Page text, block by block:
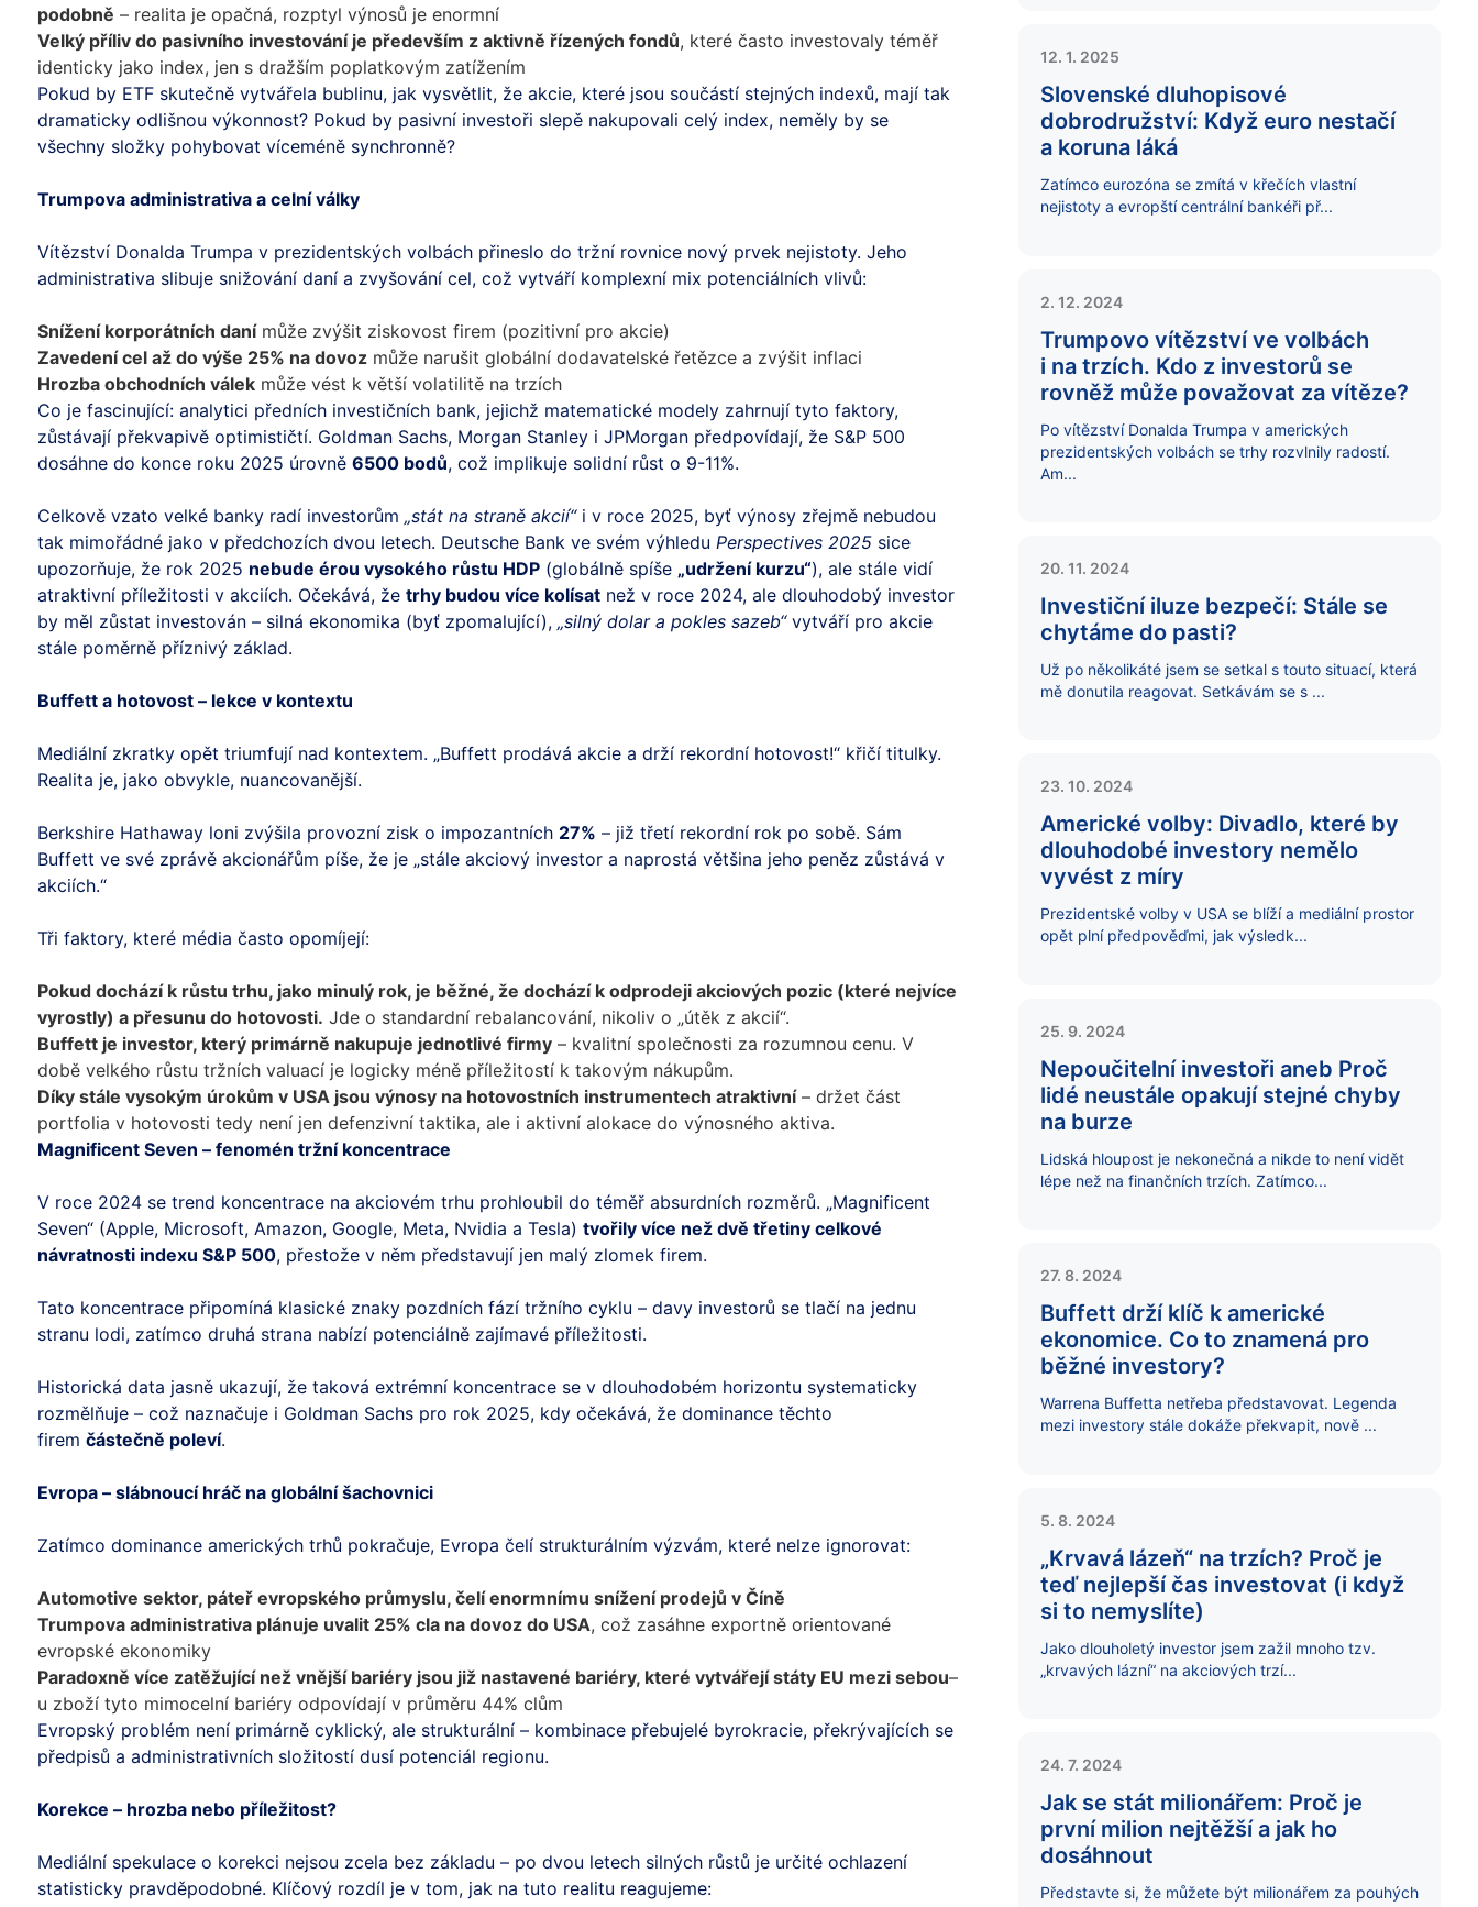
podobně – realita je opačná, rozptyl výnosů je enormní
Velký příliv do pasivního investování je především z aktivně řízených fondů, které často investovaly téměř
identicky jako index, jen s dražším poplatkovým zatížením
Pokud by ETF skutečně vytvářela bublinu, jak vysvětlit, že akcie, které jsou součástí stejných indexů, mají tak
dramaticky odlišnou výkonnost? Pokud by pasivní investoři slepě nakupovali celý index, neměly by se
všechny složky pohybovat víceméně synchronně?
Trumpova administrativa a celní války
Vítězství Donalda Trumpa v prezidentských volbách přineslo do tržní rovnice nový prvek nejistoty. Jeho
administrativa slibuje snižování daní a zvyšování cel, což vytváří komplexní mix potenciálních vlivů:
Snížení korporátních danímůže zvýšit ziskovost firem (pozitivní pro akcie)
Zavedení cel až do výše 25% na dovoz může narušit globální dodavatelské řetězce a zvýšit inflaci
Hrozba obchodních válek může vést k větší volatilitě na trzích
Co je fascinující: analytici předních investičních bank, jejichž matematické modely zahrnují tyto faktory,
zůstávají překvapivě optimističtí. Goldman Sachs, Morgan Stanley i JPMorgan předpovídají, že S&P 500
dosáhne do konce roku 2025 úrovně 6500 bodů, což implikuje solidní růst o 9-11%.
Celkově vzato velké banky radí investorům „stát na straně akcií“i v roce 2025, byť výnosy zřejmě nebudou
tak mimořádné jako v předchozích dvou letech. Deutsche Bank ve svém výhledu Perspectives 2025 sice
upozorňuje, že rok 2025 nebude érou vysokého růstu HDP (globálně spíše „udržení kurzu“), ale stále vidí
atraktivní příležitosti v akciích. Očekává, že trhy budou více kolísat než v roce 2024, ale dlouhodobý investor
by měl zůstat investován – silná ekonomika (byť zpomalující), „silný dolar a pokles sazeb“vytváří pro akcie
stále poměrně příznivý základ.
Buffett a hotovost – lekce v kontextu
Mediální zkratky opět triumfují nad kontextem. „Buffett prodává akcie a drží rekordní hotovost!“ křičí titulky.
Realita je, jako obvykle, nuancovanější.
Berkshire Hathaway loni zvýšila provozní zisk o impozantních 27% – již třetí rekordní rok po sobě. Sám
Buffett ve své zprávě akcionářům píše, že je „stále akciový investor a naprostá většina jeho peněz zůstává v
akciích.“
Tři faktory, které média často opomíjejí:
Pokud dochází k růstu trhu, jako minulý rok, je běžné, že dochází k odprodeji akciových pozic (které nejvíce
vyrostly) a přesunu do hotovosti. Jde o standardní rebalancování, nikoliv o „útěk z akcií“.
Buffett je investor, který primárně nakupuje jednotlivé firmy – kvalitní společnosti za rozumnou cenu. V
době velkého růstu tržních valuací je logicky méně příležitostí k takovým nákupům.
Díky stále vysokým úrokům v USA jsou výnosy na hotovostních instrumentech atraktivní– držet část
portfolia v hotovosti tedy není jen defenzivní taktika, ale i aktivní alokace do výnosného aktiva.
Magnificent Seven – fenomén tržní koncentrace
V roce 2024 se trend koncentrace na akciovém trhu prohloubil do téměř absurdních rozměrů. „Magnificent
Seven“ (Apple, Microsoft, Amazon, Google, Meta, Nvidia a Tesla) tvořily více než dvě třetiny celkové
návratnosti indexu S&P 500, přestože v něm představují jen malý zlomek firem.
Tato koncentrace připomíná klasické znaky pozdních fází tržního cyklu – davy investorů se tlačí na jednu
stranu lodi, zatímco druhá strana nabízí potenciálně zajímavé příležitosti.
Historická data jasně ukazují, že taková extrémní koncentrace se v dlouhodobém horizontu systematicky
rozmělňuje – což naznačuje i Goldman Sachs pro rok 2025, kdy očekává, že dominance těchto
firem částečně poleví.
Evropa – slábnoucí hráč na globální šachovnici
Zatímco dominance amerických trhů pokračuje, Evropa čelí strukturálním výzvám, které nelze ignorovat:
Automotive sektor, páteř evropského průmyslu, čelí enormnímu snížení prodejů v Číně
Trumpova administrativa plánuje uvalit 25% cla na dovoz do USA, což zasáhne exportně orientované
evropské ekonomiky
Paradoxně více zatěžující než vnější bariéry jsou již nastavené bariéry, které vytvářejí státy EU mezi sebou–
u zboží tyto mimocelní bariéry odpovídají v průměru 44% clům
Evropský problém není primárně cyklický, ale strukturální – kombinace přebujelé byrokracie, překrývajících se
předpisů a administrativních složitostí dusí potenciál regionu.
Korekce – hrozba nebo příležitost?
Mediální spekulace o korekci nejsou zcela bez základu – po dvou letech silných růstů je určité ochlazení
statisticky pravděpodobné. Klíčový rozdíl je v tom, jak na tuto realitu reagujeme:
12. 1. 2025
Slovenské dluhopisové
dobrodružství: Když euro nestačí
a koruna láká
Zatímco eurozóna se zmítá v křečích vlastní
nejistoty a evropští centrální bankéři př...
2. 12. 2024
Trumpovo vítězství ve volbách
i na trzích. Kdo z investorů se
rovněž může považovat za vítěze?
Po vítězství Donalda Trumpa v amerických
prezidentských volbách se trhy rozvlnily radostí.
Am...
20. 11. 2024
Investiční iluze bezpečí: Stále se
chytáme do pasti?
Už po několikáté jsem se setkal s touto situací, která
mě donutila reagovat. Setkávám se s ...
23. 10. 2024
Americké volby: Divadlo, které by
dlouhodobé investory nemělo
vyvést z míry
Prezidentské volby v USA se blíží a mediální prostor
opět plní předpověďmi, jak výsledk...
25. 9. 2024
Nepoučitelní investoři aneb Proč
lidé neustále opakují stejné chyby
na burze
Lidská hloupost je nekonečná a nikde to není vidět
lépe než na finančních trzích. Zatímco...
27. 8. 2024
Buffett drží klíč k americké
ekonomice. Co to znamená pro
běžné investory?
Warrena Buffetta netřeba představovat. Legenda
mezi investory stále dokáže překvapit, nově ...
5. 8. 2024
„Krvavá lázeň“ na trzích? Proč je
teď nejlepší čas investovat (i když
si to nemyslíte)
Jako dlouholetý investor jsem zažil mnoho tzv.
„krvavých lázní“ na akciových trzí...
24. 7. 2024
Jak se stát milionářem: Proč je
první milion nejtěžší a jak ho
dosáhnout
Představte si, že můžete být milionářem za pouhých